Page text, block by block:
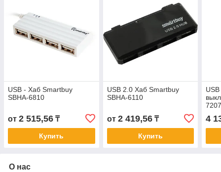
USB - Xaб Smartbuy
SBHA-6810
от 2 515,56 ₸
Купить
USB 2.0 Хаб Smartbuy
SBHA-6110
от 2 419,56₸
Купить
4
О нас